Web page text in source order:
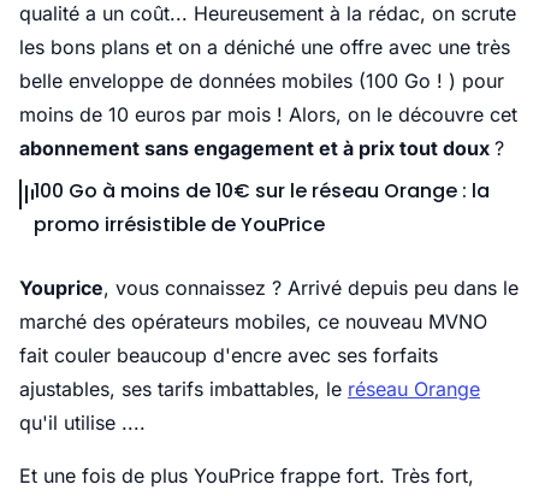
qualité a un coût... Heureusement à la rédac, on scrute
les bons plans et on a déniché une offre avec une très
belle enveloppe de données mobiles (100 Go ! ) pour
moins de 10 euros par mois ! Alors, on le découvre cet
abonnement sans engagement et à prix tout doux ?
100 Go à moins de 10€ sur le réseau Orange : la
promo irrésistible de YouPrice
Youprice, vous connaissez ? Arrivé depuis peu dans le
marché des opérateurs mobiles, ce nouveau MVNO
fait couler beaucoup d'encre avec ses forfaits
ajustables, ses tarifs imbattables, le réseau Orange
qu'il utilise ....
Et une fois de plus YouPrice frappe fort. Très fort,